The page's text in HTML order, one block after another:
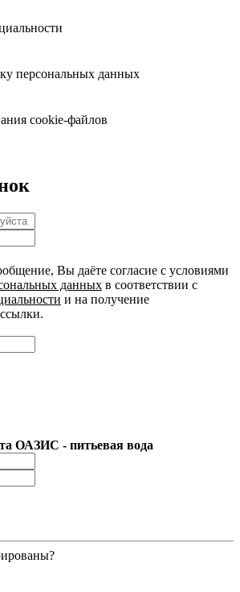
персональных данных
cookie-файлов
Вы даёте согласие c условиями
данных в соответствии с
и на получение
ОАЗИС - питьевая вода